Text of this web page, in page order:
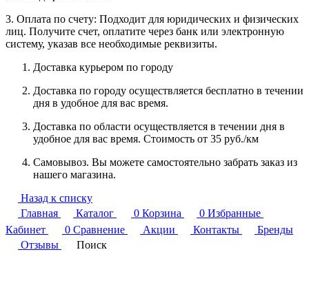
3. Оплата по счету: Подходит для юридических и физических
лиц. Получите счет, оплатите через банк или электронную
систему, указав все необходимые реквизиты.
Доставка курьером по городу
Доставка по городу осуществляется бесплатно в течении
дня в удобное для вас время.
Доставка по области осуществляется в течении дня в
удобное для вас время. Стоимость от 35 руб./км
Самовывоз. Вы можете самостоятельно забрать заказ из
нашего магазина.
Назад к списку
Главная
Каталог 0 Корзина 0 Избранные
Кабинет
0 Сравнение Акции Контакты
Бренды
Отзывы
Поиск